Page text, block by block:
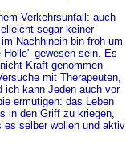
Verkehrsunfall: auch
sogar keiner
Nachhinein bin froh um
gewesen sein. Es
Kraft genommen
mit Therapeuten,
ich kann Jeden auch vor
ermutigen: das Leben
in den Griff zu kriegen,
selber wollen und aktiv